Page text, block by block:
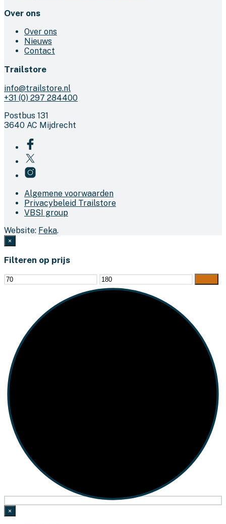
Over ons
Over ons
Nieuws
Contact
Trailstore
info@trailstore.nl
+31 (0) 297 284400
Postbus 131
3640 AC Mijdrecht
Algemene voorwaarden
Privacybeleid Trailstore
VBSI group
Website: Feka.
×
Filteren op prijs
Min.
prijs
Max.
prijs
×